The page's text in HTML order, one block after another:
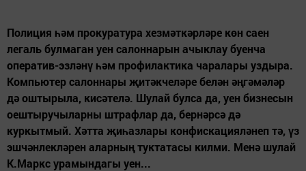
Полиция һәм прокуратура хезмәткәрләре көн саен
легаль булмаган уен салоннарын ачыклау буенча
оператив-эзләнү һәм профилактика чаралары уздыра.
Компьютер салоннары җитәкчеләре белән әңгәмәләр
дә оштырыла, кисәтелә. Шулай булса да, уен бизнесын
оештыручыларны штрафлар да, бернәрсә дә
куркытмый. Хәтта җиһазлары конфискацияләнеп тә, үз
эшчәнлекләрен аларның туктатасы килми. Менә шулай
К.Маркс урамындагы уен...